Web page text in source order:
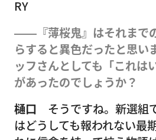
RY
――『薄桜鬼』はそれまで
らすると異色だったと思い
ッフさんとしても「これは
があったのでしょうか？
樋口 そうですね。新選組
はどうしても報われない最